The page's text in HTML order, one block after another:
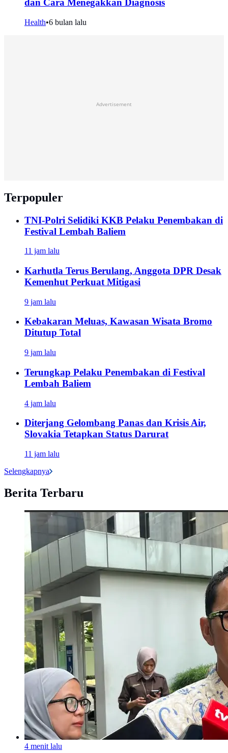
dan Cara Menegakkan Diagnosis
Health•6 bulan lalu
Advertisement
Terpopuler
TNI-Polri Selidiki KKB Pelaku Penembakan di
Festival Lembah Baliem
11 jam lalu
Karhutla Terus Berulang, Anggota DPR Desak
Kemenhut Perkuat Mitigasi
9 jam lalu
Kebakaran Meluas, Kawasan Wisata Bromo
Ditutup Total
9 jam lalu
Terungkap Pelaku Penembakan di Festival
Lembah Baliem
4 jam lalu
Diterjang Gelombang Panas dan Krisis Air,
Slovakia Tetapkan Status Darurat
11 jam lalu
Selengkapnya
Berita Terbaru
4 menit lalu